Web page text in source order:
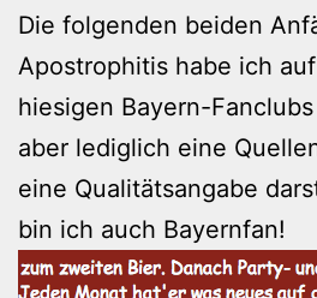
Die folgenden beiden
Apostrophitis habe ich
hiesigen Bayern-
aber lediglich eine
eine Qualitätsangabe
bin ich auch Bayernfan!